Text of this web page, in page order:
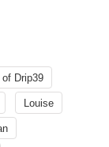
Drip39
Louise